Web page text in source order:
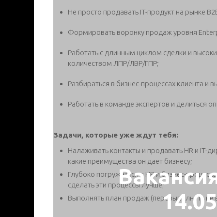
Не просто продавать IT-продукт на рынке
Формировать воронку продаж уровня
Работать с длинным циклом сделки и
количеством ЛПР/ЛВР/ГПР;
Разбираться в бизнес-процессах клиента и
Работать в команде экспертов и делиться
Задачи, которые уже ждут тебя:
Налаживать контакты и продавать HR и IT-
какие преимущества он дает бизнесу;
Глубоко погружаться в HR и бизнес-
сделать эти процессы лучше;
Выполнять план продаж (перевыполнять не